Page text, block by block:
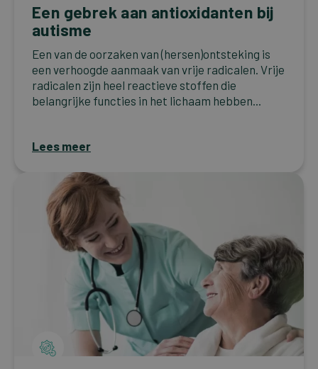
Een gebrek aan antioxidanten bij
autisme
Een van de oorzaken van (hersen)ontsteking is
een verhoogde aanmaak van vrije radicalen. Vrije
radicalen zijn heel reactieve stoffen die
belangrijke functies in het lichaam hebben...
Lees meer